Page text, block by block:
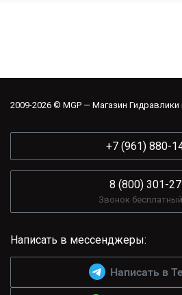
2009-2026 © MGP — Магазин
+7 (961) 880-
8 (800) 301-
Звонок
Написать в мессенджеры:
Написать в